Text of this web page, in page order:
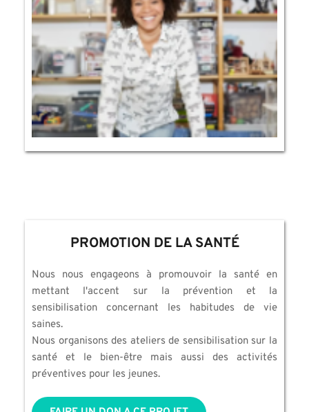
PROMOTION DE LA SANTÉ
Nous nous engageons à promouvoir la santé en
mettant l'accent sur la prévention et la
sensibilisation concernant les habitudes de vie
saines.
Nous organisons des ateliers de sensibilisation sur la
santé et le bien-être mais aussi des activités
préventives pour les jeunes.